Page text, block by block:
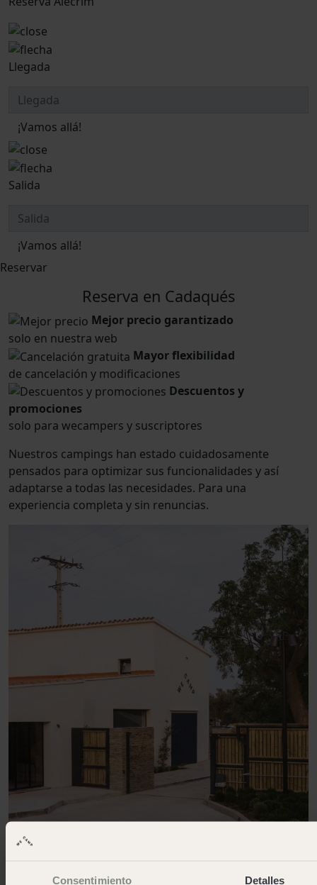
Consentimiento Detalles
Llegada
¡Vamos allá!
Salida
¡Vamos allá!
Reservar
Reserva en Cadaqués
Mejor precio garantizado
solo en nuestra web
Mayor flexibilidad
de cancelación y modificaciones
Descuentos y
promociones
solo para wecampers y suscriptores
Nuestros campings han estado cuidadosamente
pensados para optimizar sus funcionalidades y así
adaptarse a todas las necesidades. Para una
experiencia completa y sin renuncias.